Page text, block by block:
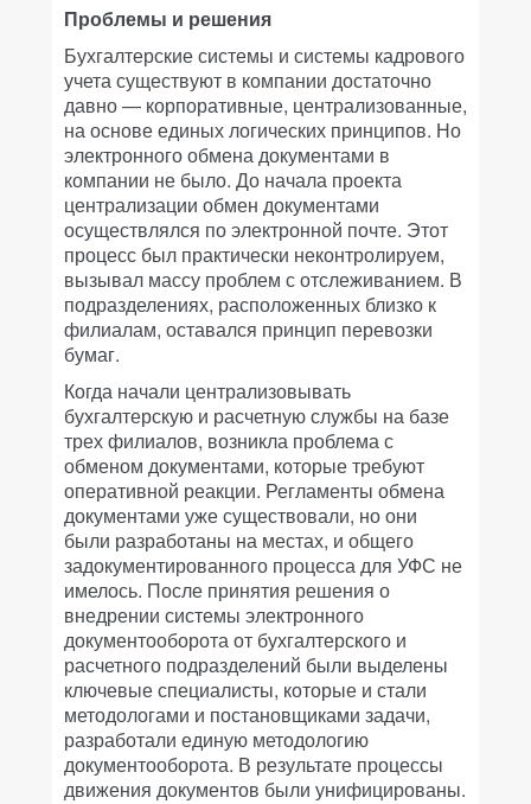
Проблемы и решения
Бухгалтерские системы и системы кадрового
учета существуют в компании достаточно
давно — корпоративные, централизованные,
на основе единых логических принципов. Но
электронного обмена документами в
компании не было. До начала проекта
централизации обмен документами
осуществлялся по электронной почте. Этот
процесс был практически неконтролируем,
вызывал массу проблем с отслеживанием. В
подразделениях, расположенных близко к
филиалам, оставался принцип перевозки
бумаг.
Когда начали централизовывать
бухгалтерскую и расчетную службы на базе
трех филиалов, возникла проблема с
обменом документами, которые требуют
оперативной реакции. Регламенты обмена
документами уже существовали, но они
были разработаны на местах, и общего
задокументированного процесса для УФС не
имелось. После принятия решения о
внедрении системы электронного
документооборота от бухгалтерского и
расчетного подразделений были выделены
ключевые специалисты, которые и стали
методологами и постановщиками задачи,
разработали единую методологию
документооборота. В результате процессы
движения документов были унифицированы.